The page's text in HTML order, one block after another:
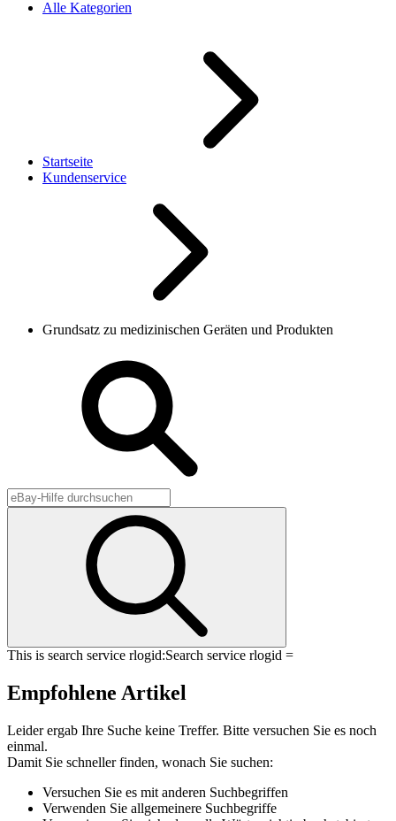
Alle Kategorien
Startseite
Kundenservice
Grundsatz zu medizinischen Geräten und Produkten
This is search service rlogid:Search service rlogid =
Empfohlene Artikel
Leider ergab Ihre Suche keine Treffer. Bitte versuchen Sie es noch
einmal.
Damit Sie schneller finden, wonach Sie suchen:
Versuchen Sie es mit anderen Suchbegriffen
Verwenden Sie allgemeinere Suchbegriffe